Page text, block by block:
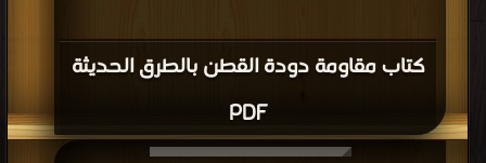
كتاب مقاومة دودة القطن بالطرق الحديثة
PDF